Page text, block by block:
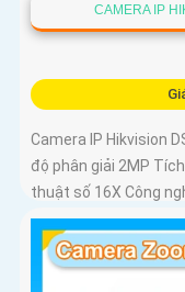
CAMERA IP
Camera IP Hikvision
độ phân giải 2MP
thuật số 16X Công
trong khi AI
tiện, chụp tối đa 5